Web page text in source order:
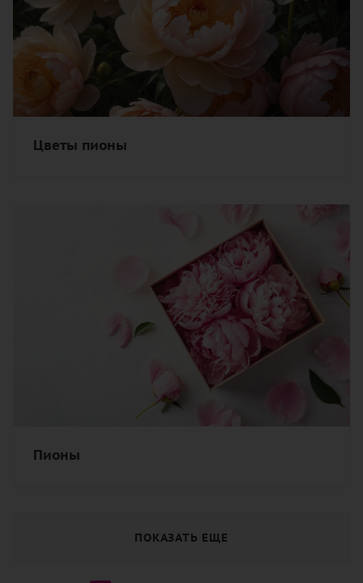
Цветы пионы
Пионы
ПОКАЗАТЬ ЕЩЕ